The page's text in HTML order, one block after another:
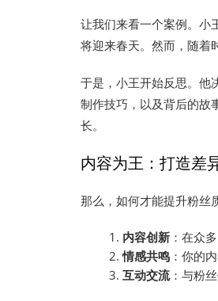
让我们来看一个案例。小
将迎来春天。然而，随着
于是，小王开始反思。他
制作技巧，以及背后的故
长。
内容为王：打造差
那么，如何才能提升粉丝
内容创新 ：在众
情感共鸣 ：你的
互动交流：与粉